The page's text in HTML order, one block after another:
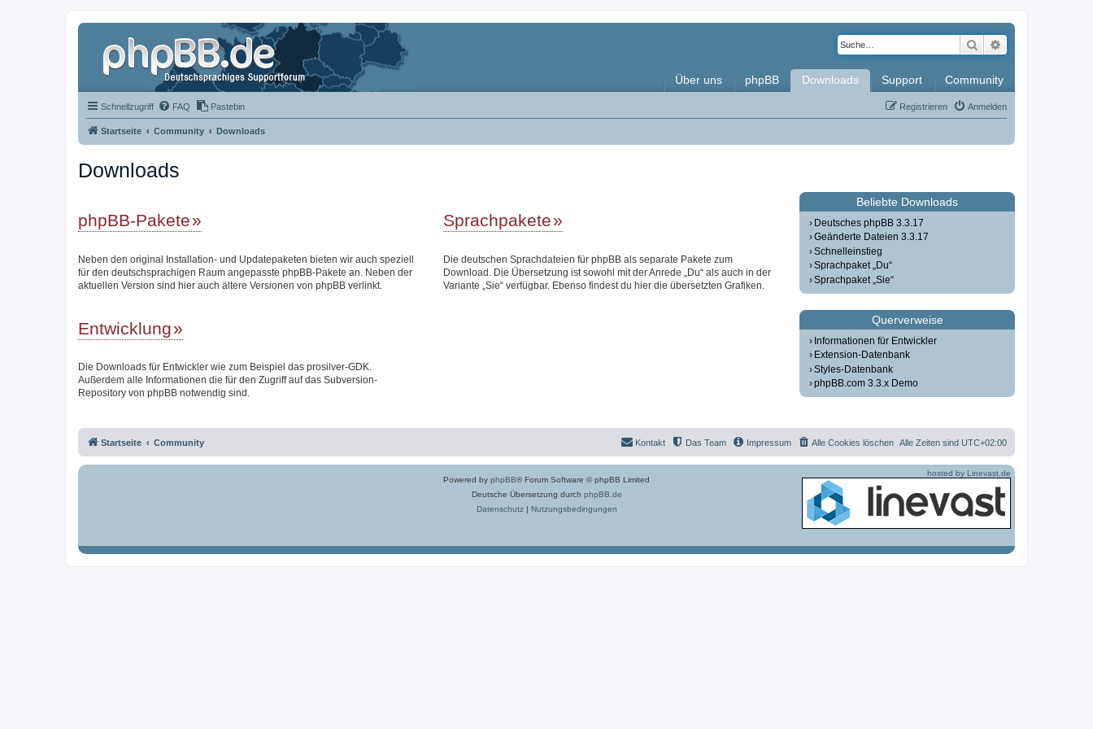
Suche
Über uns phpBB Downloads Support Community
Schnellzugriff FAQ Pastebin Anmelden
Registrieren
Startseite Community Downloads
Downloads
phpBB-Pakete
Neben den original Installation- und Updatepaketen bieten wir auch speziell
für den deutschsprachigen Raum angepasste phpBB-Pakete an. Neben der
aktuellen Version sind hier auch ältere Versionen von phpBB verlinkt.
Sprachpakete
Die deutschen Sprachdateien für phpBB als separate Pakete zum
Download. Die Übersetzung ist sowohl mit der Anrede „Du“ als auch in der
Variante „Sie“ verfügbar. Ebenso findest du hier die übersetzten Grafiken.
Entwicklung
Die Downloads für Entwickler wie zum Beispiel das prosilver-GDK.
Außerdem alle Informationen die für den Zugriff auf das Subversion-
Repository von phpBB notwendig sind.
Beliebte Downloads
Deutsches phpBB 3.3.17
Geänderte Dateien 3.3.17
Schnelleinstieg
Sprachpaket „Du“
Sprachpaket „Sie“
Querverweise
Informationen für Entwickler
Extension-Datenbank
Styles-Datenbank
phpBB.com 3.3.x Demo
Startseite Community Alle Zeiten sind UTC+02:00
Alle Cookies löschen
Impressum
Das Team
Kontakt
Powered by phpBB® Forum Software © phpBB Limited
Deutsche Übersetzung durch phpBB.de
Datenschutz| Nutzungsbedingungen
hosted by Linevast.de